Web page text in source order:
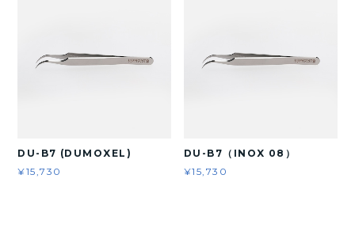
DU-B7 (DUMOXEL)
¥15,730
DU-B7（INOX 08）
¥15,730